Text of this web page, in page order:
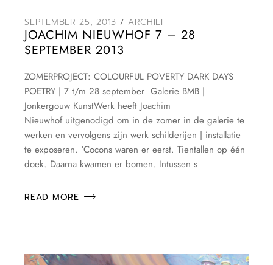
SEPTEMBER 25, 2013 ARCHIEF
JOACHIM NIEUWHOF 7 – 28
SEPTEMBER 2013
ZOMERPROJECT: COLOURFUL POVERTY DARK DAYS
POETRY | 7 t/m 28 september Galerie BMB |
Jonkergouw KunstWerk heeft Joachim
Nieuwhof uitgenodigd om in de zomer in de galerie te
werken en vervolgens zijn werk schilderijen | installatie
te exposeren. ‘Cocons waren er eerst. Tientallen op één
doek. Daarna kwamen er bomen. Intussen s
READ MORE